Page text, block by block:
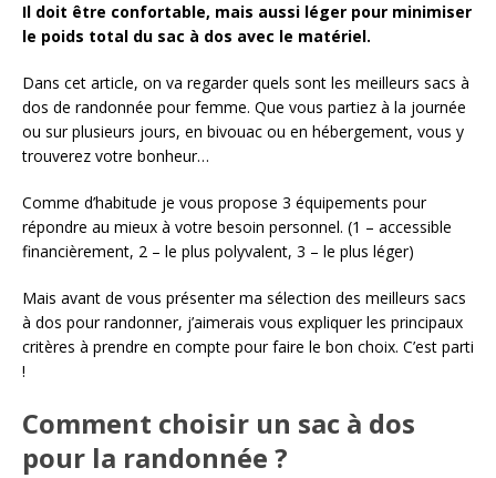
Il doit être confortable, mais aussi léger pour minimiser
le poids total du sac à dos avec le matériel.
Dans cet article, on va regarder quels sont les meilleurs sacs à
dos de randonnée pour femme. Que vous partiez à la journée
ou sur plusieurs jours, en bivouac ou en hébergement, vous y
trouverez votre bonheur…
Comme d’habitude je vous propose 3 équipements pour
répondre au mieux à votre besoin personnel. (1 – accessible
financièrement, 2 – le plus polyvalent, 3 – le plus léger)
Mais avant de vous présenter ma sélection des meilleurs sacs
à dos pour randonner, j’aimerais vous expliquer les principaux
critères à prendre en compte pour faire le bon choix. C’est parti
!
Comment choisir un sac à dos
pour la randonnée ?